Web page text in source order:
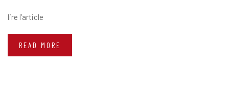
lire l’article
READ MORE